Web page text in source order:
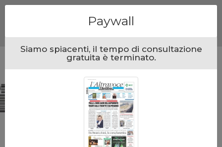
Paywall
Siamo spiacenti, il tempo di consultazione
gratuita è terminato.